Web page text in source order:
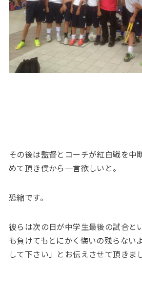
その後は監督とコーチが紅白戦を中
めて頂き僕から一言欲しいと。
恐縮です。
彼らは次の日が中学生最後の試合と
も負けてもとにかく悔いの残らない
して下さい」とお伝えさせて頂きま